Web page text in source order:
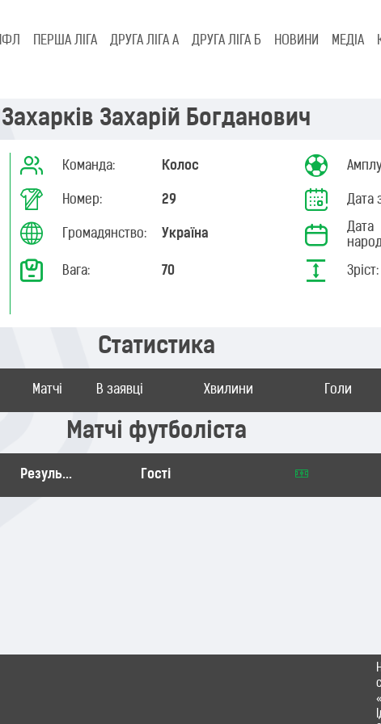
ПФЛ ПЕРША ЛІГА ДРУГА ЛІГА А ДРУГА ЛІГА Б НОВИНИ МЕДІА
Захарків Захарій Богданович
Команда: Колос
Номер: 29 Дата
Громадянство: Україна
Дата
Вага: 70 Зріст:
Статистика
Матчі В заявці Хвилини Голи
Матчі футболіста
Результат Гості